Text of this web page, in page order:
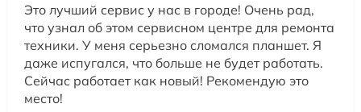
Это лучший сервис у нас в городе! Очень рад,
что узнал об этом сервисном центре для ремонта
техники. У меня серьезно сломался планшет. Я
даже испугался, что больше не будет работать.
Сейчас работает как новый! Рекомендую это
место!